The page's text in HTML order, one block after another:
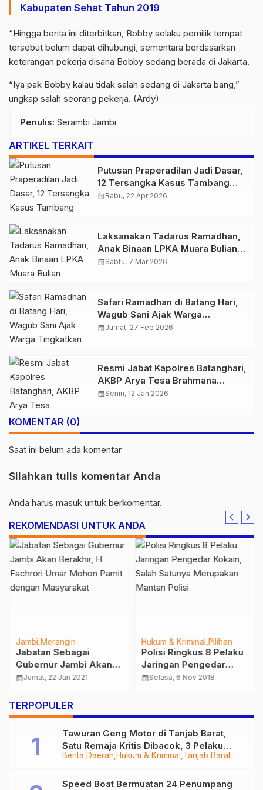
Kabupaten Sehat Tahun 2019
“Hingga berita ini diterbitkan, Bobby selaku pemilik tempat
tersebut belum dapat dihubungi, sementara berdasarkan
keterangan pekerja disana Bobby sedang berada di Jakarta.
“Iya pak Bobby kalau tidak salah sedang di Jakarta bang,”
ungkap salah seorang pekerja. (Ardy)
Penulis: Serambi Jambi
ARTIKEL TERKAIT
Putusan Praperadilan Jadi Dasar,
12 Tersangka Kasus Tambang
Emas Ilegal Dikeluarkan dari
calendar_monthRabu, 22 Apr 2026
Laksanakan Tadarus Ramadhan,
Anak Binaan LPKA Muara Bulian
Lantunkan Ayat Suci Al Qur’an
calendar_monthSabtu, 7 Mar 2026
Safari Ramadhan di Batang Hari,
Wagub Sani Ajak Warga
Tingkatkan Ibadah dan Dukung
calendar_monthJumat, 27 Feb 2026
Resmi Jabat Kapolres Batanghari,
AKBP Arya Tesa Brahmana
Disambut Tarian dan Pedang Pora
calendar_monthSenin, 12 Jan 2026
KOMENTAR (0)
Saat ini belum ada komentar
Silahkan tulis komentar Anda
Anda harus masuk untuk berkomentar.
REKOMENDASI UNTUK ANDA
Jambi Merangin
Jabatan Sebagai
Gubernur Jambi Akan
Berakhir, H Fachrori
dengan Masyarakat
calendar_monthJumat, 22 Jan 2021
Hukum & Kriminal Pilihan
Polisi Ringkus 8 Pelaku
Jaringan Pengedar
Kokain, Salah Satunya
calendar_monthSelasa, 6 Nov 2018
TERPOPULER
Berita Daerah Hukum & Kriminal Tanjab Barat
Tawuran Geng Motor di Tanjab Barat,
Satu Remaja Kritis Dibacok, 3 Pelaku
Ditangkap
Speed Boat Bermuatan 24 Penumpang